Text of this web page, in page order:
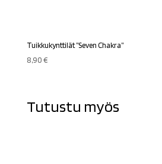
Tuikkukynttilät ”Seven Chakra”
8,90€
Tutustu myös